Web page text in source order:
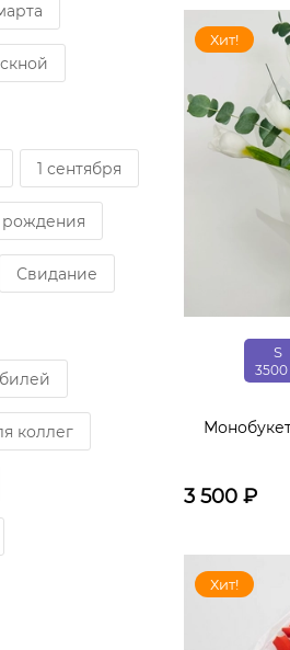
1 сентября
Свидание
коллег
Хит!
S
3 500 ₽
Хит!